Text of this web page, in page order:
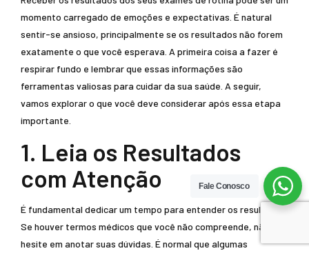
momento carregado de emoções e expectativas. É natural
sentir-se ansioso, principalmente se os resultados não forem
exatamente o que você esperava. A primeira coisa a fazer é
respirar fundo e lembrar que essas informações são
ferramentas valiosas para cuidar da sua saúde. A seguir,
vamos explorar o que você deve considerar após essa etapa
importante.
1. Leia os Resultados
com Atenção
É fundamental dedicar um tempo para entender os resultados.
Se houver termos médicos que você não compreende, não
hesite em anotar suas dúvidas. É normal que algumas
Fale Conosco